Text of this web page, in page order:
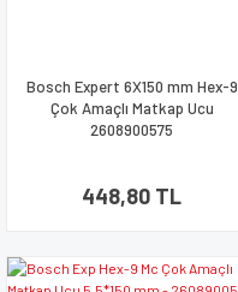
Bosch Expert 6X150 mm Hex-9
Çok Amaçlı Matkap Ucu
2608900575
448,80 TL